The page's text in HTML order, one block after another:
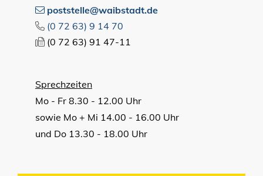
poststelle@waibstadt.de
(0 72 63) 9 14 70
(0 72 63) 91 47-11
Sprechzeiten
Mo - Fr 8.30 - 12.00 Uhr
sowie Mo + Mi 14.00 - 16.00 Uhr
und Do 13.30 - 18.00 Uhr